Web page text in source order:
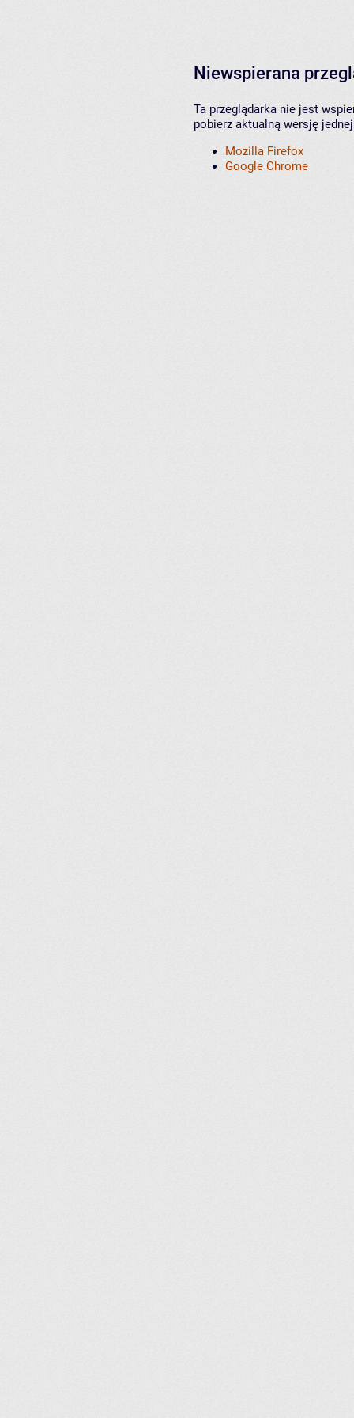
Niewspierana
Ta przeglądarka nie jest
pobierz aktualną wersję
Mozilla Firefox
Google Chrome